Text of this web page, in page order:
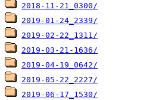
2018-11-21_0300/
2019-01-24_2339/
2019-02-22_1311/
2019-03-21-1636/
2019-04-19_0642/
2019-05-22_2227/
2019-06-17_1530/